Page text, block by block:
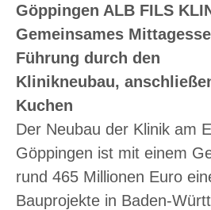
Göppingen ALB FILS
Gemeinsames
Führung durch den
Klinikneubau,
Kuchen
Der Neubau der Klinik am
Göppingen ist mit einem
rund 465 Millionen Euro
Bauprojekte in Baden-